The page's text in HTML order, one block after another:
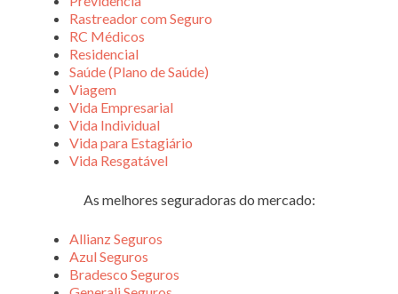
Rastreador com Seguro
RC Médicos
Residencial
Saúde (Plano de Saúde)
Viagem
Vida Empresarial
Vida Individual
Vida para Estagiário
Vida Resgatável
As melhores seguradoras do mercado:
Allianz Seguros
Azul Seguros
Bradesco Seguros